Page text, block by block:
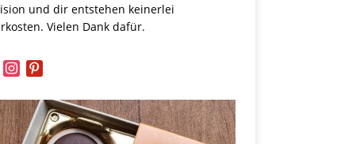
und dir entstehen keinerlei
Vielen Dank dafür.
instagram
pinterest